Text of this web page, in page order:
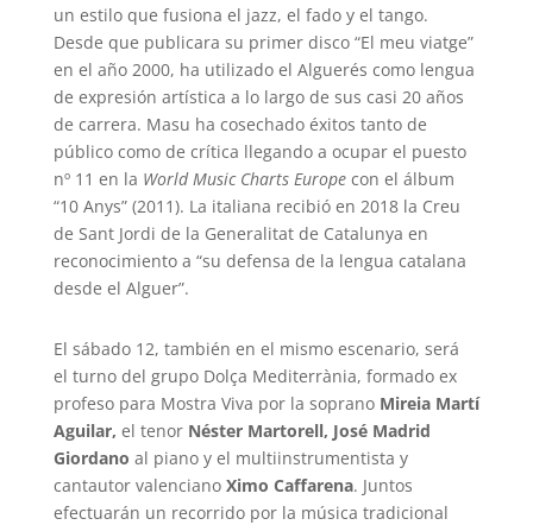
un estilo que fusiona el jazz, el fado y el tango.
Desde que publicara su primer disco “El meu viatge”
en el año 2000, ha utilizado el Alguerés como lengua
de expresión artística a lo largo de sus casi 20 años
de carrera. Masu ha cosechado éxitos tanto de
público como de crítica llegando a ocupar el puesto
nº 11 en la World Music Charts Europecon el álbum
“10 Anys” (2011). La italiana recibió en 2018 la Creu
de Sant Jordi de la Generalitat de Catalunya en
reconocimiento a “su defensa de la lengua catalana
desde el Alguer”.
El sábado 12, también en el mismo escenario, será
el turno del grupo Dolça Mediterrània, formado ex
profeso para Mostra Viva por la soprano Mireia Martí
Aguilar, el tenor Néster Martorell, José Madrid
Giordano al piano y el multiinstrumentista y
cantautor valenciano Ximo Caffarena. Juntos
efectuarán un recorrido por la música tradicional